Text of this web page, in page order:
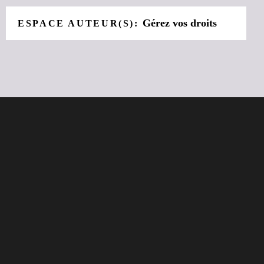
ESPACE AUTEUR(S): Gérez vos droits